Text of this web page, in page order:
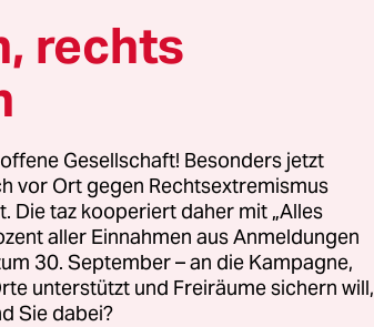
an
war sie eine
sie auch, als sie
Hackney
Apartheid.
in die
rechts
Gesellschaft! Besonders jetzt
vor Ort gegen Rechtsextremismus
Die taz kooperiert daher mit „Alles
aller Einnahmen aus Anmeldungen
30. September – an die Kampagne,
unterstützt und Freiräume sichern will,
Sie dabei?